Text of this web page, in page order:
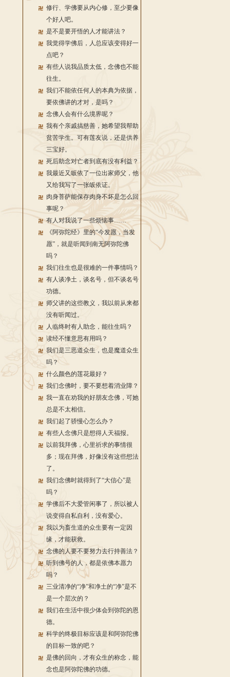
修行、学佛要从内心修，至少要像
个好人吧。
是不是要开悟的人才能讲法？
我觉得学佛后，人总应该变得好一
点吧？
有些人说我品质太低，念佛也不能
往生。
我们不能依任何人的本典为依据，
要依佛讲的才对，是吗？
念佛人会有什么境界呢？
我有个亲戚搞慈善，她希望我帮助
贫苦学生。可有莲友说，还是供养
三宝好。
死后助念对亡者到底有没有利益？
我最近又皈依了一位出家师父，他
又给我写了一张皈依证。
肉身菩萨能保存肉身不坏是怎么回
事呢？
有人对我说了一些烦恼事……
《阿弥陀经》里的“今发愿，当发
愿”，就是听闻到南无阿弥陀佛
吗？
我们往生也是很难的一件事情吗？
有人谈净土，谈名号，但不谈名号
功德。
师父讲的这些教义，我以前从来都
没有听闻过。
人临终时有人助念，能往生吗？
读经不懂意思有用吗？
我们是三恶道众生，也是魔道众生
吗？
什么颜色的莲花最好？
我们念佛时，要不要想着消业障？
我一直在劝我的好朋友念佛，可她
总是不太相信。
我们起了骄慢心怎么办？
有些人念佛只是想得人天福报。
以前我拜佛，心里祈求的事情很
多；现在拜佛，好像没有这些想法
了。
我们念佛时就得到了“大信心”是
吗？
学佛后不大爱管闲事了，所以被人
说变得自私自利，没有爱心。
我以为畜生道的众生要有一定因
缘，才能获救。
念佛的人要不要努力去行持善法？
听到佛号的人，都是依佛本愿力
吗？
三业清净的“净”和净土的“净”是不
是一个层次的？
我们在生活中很少体会到弥陀的恩
德。
科学的终极目标应该是和阿弥陀佛
的目标一致的吧？
是佛的回向，才有众生的称念，能
念也是阿弥陀佛的功德。